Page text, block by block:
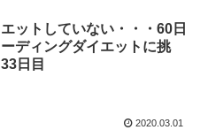
ットしていない・・・60日
ディングダイエットに挑
日目
2020.03.01